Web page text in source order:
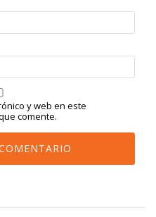
y web en este
comente.